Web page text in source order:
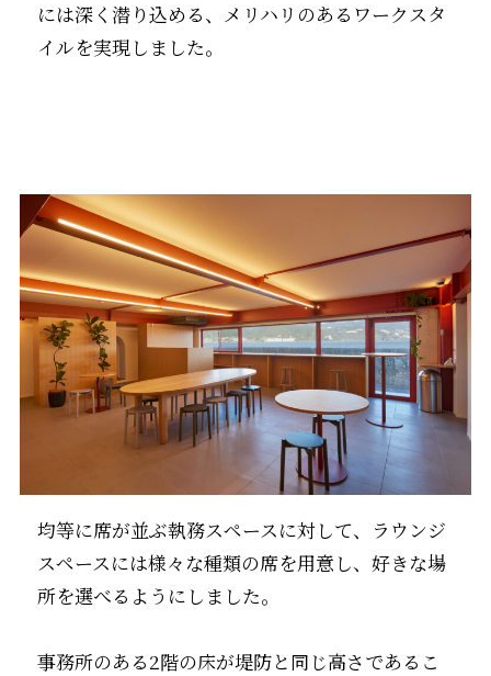
には深く潜り込める、メリハリのあるワークスタ
イルを実現しました。
均等に席が並ぶ執務スペースに対して、ラウンジ
スペースには様々な種類の席を用意し、好きな場
所を選べるようにしました。
事務所のある2階の床が堤防と同じ高さであるこ